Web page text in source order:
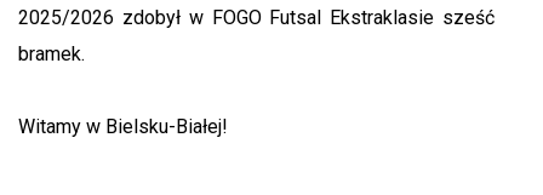
2025/2026 zdobył w FOGO Futsal Ekstraklasie sześć
bramek.
Witamy w Bielsku-Białej!